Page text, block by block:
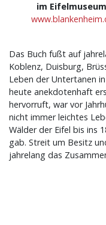
im
Das Buch fußt auf
Koblenz, Duisburg,
Leben der Untertanen
heute anekdotenhaft
hervorruft, war vor
nicht immer leichtes
Wälder der Eifel bis ins
gab. Streit um Besitz
jahrelang das